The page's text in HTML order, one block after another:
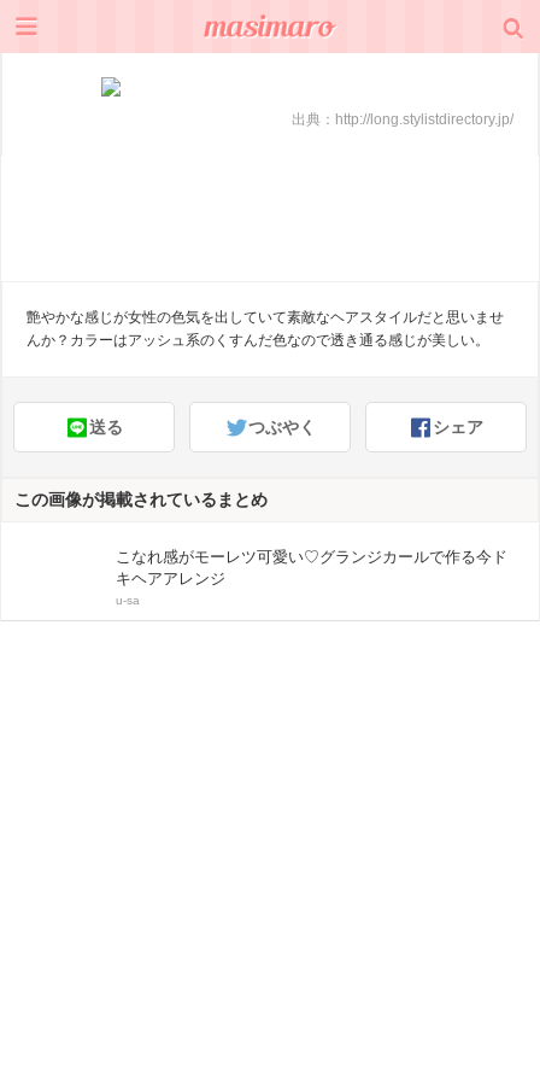
出典： http://long.stylistdirectory.jp/
艶やかな感じが女性の色気を出していて素敵なヘアスタイルだと思いませ
んか？カラーはアッシュ系のくすんだ色なので透き通る感じが美しい。
送る つぶやく シェア
この画像が掲載されているまとめ
こなれ感がモーレツ可愛い♡グランジカールで作る今ド
キヘアアレンジ
u-sa